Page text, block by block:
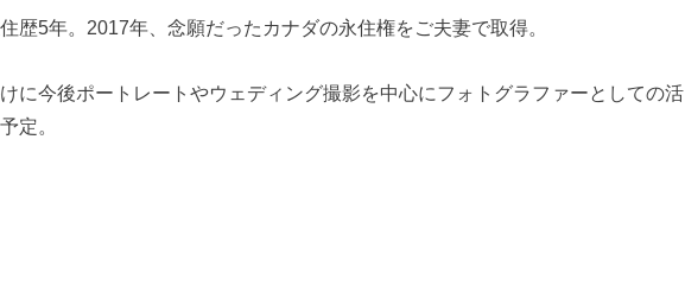
歴5年。2017年、念願だったカナダの永住権をご夫妻で取得。
に今後ポートレートやウェディング撮影を中心にフォトグラファーとしての活
定。